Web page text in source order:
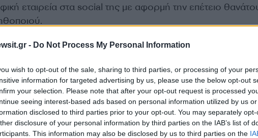
- Do Not Process My Personal Information
wish to opt-out of the sale, sharing to third parties, or processing of your
information for targeted advertising by us, please use the below opt-out
your selection. Please note that after your opt-out request is processed
seeing interest-based ads based on personal information utilized by us
disclosed to third parties prior to your opt-out. You may separately
disclosure of your personal information by third parties on the IAB’s list of
This information may also be disclosed by us to third parties on the
εταιρεία στα social της με αφορμή την επέτειο